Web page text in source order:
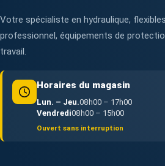
Votre spécialiste en hydraulique,
professionnel, équipements de
travail.
Horaires du magasin
Lun. – Jeu.08h00 – 17h00
Vendredi08h00 – 15h00
Ouvert sans interruption